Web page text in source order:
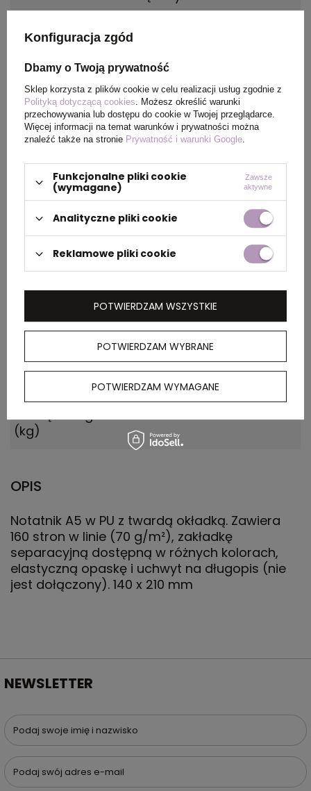
Materiał
Kraj
pochodzenia
China
Rozmiar 140 x 210 mm
PAKOWANIE
kartonu
zewnętrznego
kartonie
wewnętrznym
1
kartonu
zewnętrznego
(kg)
13.500
OPIS
Notatnik A5 w PU z twardą okładką. Zawiera
160 stron w linie (70 g/m²), zakładkę
separacyjną dostępną w różnych kolorach,
elastyczną opaskę i uchwyt na długopis (nie
jest dołączony). 140 x 210 mm
NEWSLETTER
Podaj swoje imię i nazwisko
Podaj swój adres e-mail
Konfiguracja zgód
Dbamy o Twoją prywatność
Sklep korzysta z plików cookie w celu realizacji usług zgodnie z
Polityką dotyczącą cookies. Możesz określić warunki
przechowywania lub dostępu do cookie w Twojej przeglądarce.
Więcej informacji na temat warunków i prywatności można
znaleźć także na stronie Prywatność i warunki Google.
Funkcjonalne pliki cookie
(wymagane)
Zawsze
aktywne
Analityczne pliki cookie
Reklamowe pliki cookie
POTWIERDZAM WYBRANE
POTWIERDZAM WYMAGANE
POTWIERDZAM WSZYSTKIE